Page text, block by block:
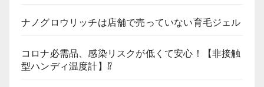
ナノグロウリッチは店舗で売っていない育毛ジェル
コロナ必需品、感染リスクが低くて安心！【非接触
型ハンディ温度計】⁉